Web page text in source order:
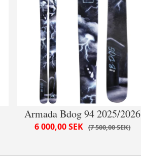
Armada Bdog 94 2025/2026
7 500,00 SEK
6 000,00 SEK